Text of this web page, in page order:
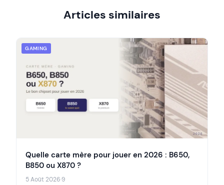
Articles similaires
GAMING
Quelle carte mère pour jouer en 2026 : B650,
B850 ou X870 ?
5 Août 2026·9